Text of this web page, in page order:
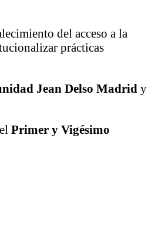
del acceso a la
prácticas
Jean Delso Madrid y
Primer y Vigésimo